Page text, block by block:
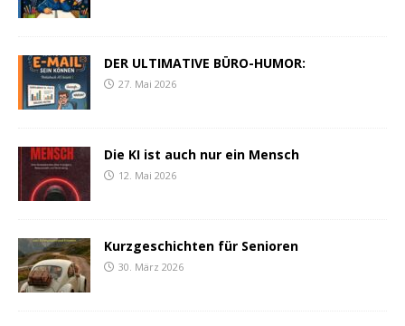
DER ULTIMATIVE BÜRO-HUMOR:
27. Mai 2026
Die KI ist auch nur ein Mensch
12. Mai 2026
Kurzgeschichten für Senioren
30. März 2026